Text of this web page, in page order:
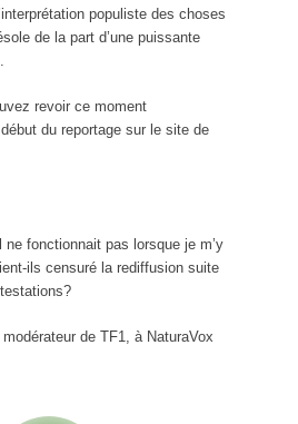
populiste des choses
de la part d’une puissante
revoir ce moment
du reportage sur le site de
fonctionnait pas lorsque je m’y
ils censuré la rediffusion suite
de TF1, à NaturaVox